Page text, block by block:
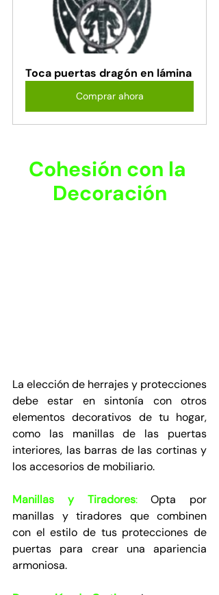
Toca puertas dragón en lámina
Comprar ahora
Cohesión con la
Decoración
La elección de herrajes y protecciones
debe estar en sintonía con otros
elementos decorativos de tu hogar,
como las manillas de las puertas
interiores, las barras de las cortinas y
los accesorios de mobiliario.
Manillas y Tiradores: Opta por
manillas y tiradores que combinen
con el estilo de tus protecciones de
puertas para crear una apariencia
armoniosa.